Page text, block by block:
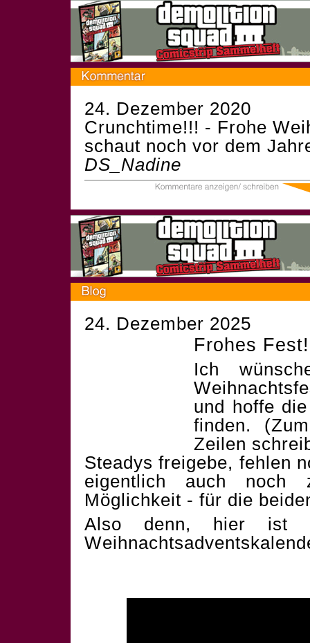
24. Dezember 2020
Crunchtime!!! - Frohe
schaut noch vor dem
DS_Nadine
24. Dezember 2025
Frohes Fest!
Ich
und hoffe
finden.
Zeilen
Steadys freigebe, fehlen
eigentlich auch noch
Möglichkeit - für die
Also denn, hier ist